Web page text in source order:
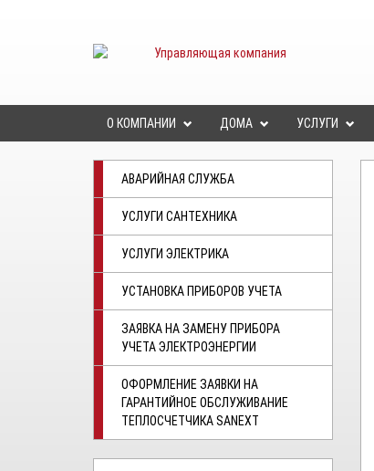
О КОМПАНИИ ДОМА УСЛУГИ
АВАРИЙНАЯ СЛУЖБА
УСЛУГИ САНТЕХНИКА
УСЛУГИ ЭЛЕКТРИКА
УСТАНОВКА ПРИБОРОВ УЧЕТА
ЗАЯВКА НА ЗАМЕНУ ПРИБОРА
УЧЕТА ЭЛЕКТРОЭНЕРГИИ
ОФОРМЛЕНИЕ ЗАЯВКИ НА
ГАРАНТИЙНОЕ ОБСЛУЖИВАНИЕ
ТЕПЛОСЧЕТЧИКА SANEXT